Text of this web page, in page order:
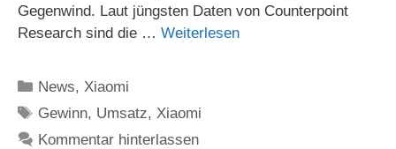
Gegenwind. Laut jüngsten Daten von Counterpoint
Research sind die … Weiterlesen
Kategorien
News, Xiaomi
Schlagwörter
Gewinn, Umsatz, Xiaomi
Kommentar hinterlassen